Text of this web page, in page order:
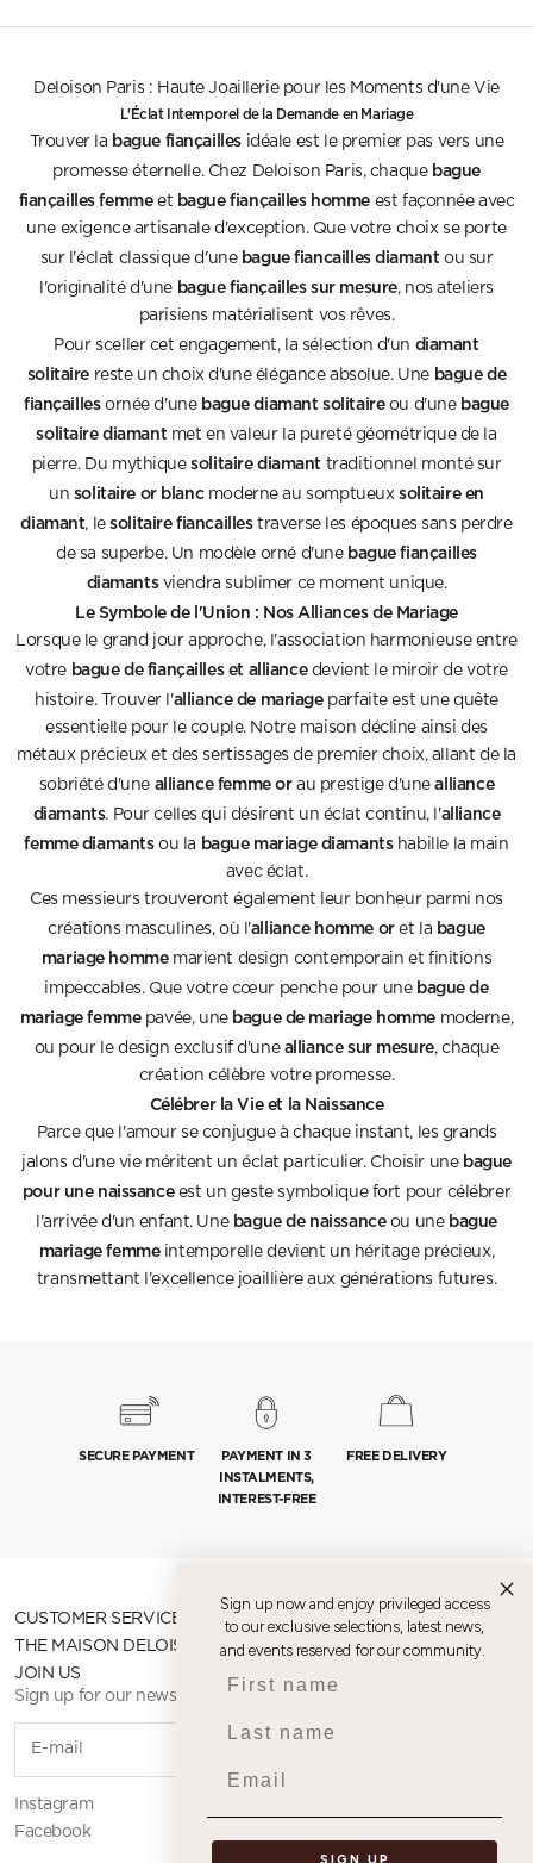
Deloison Paris : Haute Joaillerie pour les Moments d'une Vie
L'Éclat Intemporel de la Demande en Mariage
Trouver la bague fiançaillesidéale est le premier pas vers une
promesse éternelle. Chez Deloison Paris, chaque bague
fiançailles femmeet bague fiançailles homme est façonnée avec
une exigence artisanale d'exception. Que votre choix se porte
sur l'éclat classique d'une bague fiancailles diamant ou sur
l'originalité d'une bague fiançailles sur mesure, nos ateliers
parisiens matérialisent vos rêves.
Pour sceller cet engagement, la sélection d'un diamant
solitaire reste un choix d'une élégance absolue. Une bague de
fiançaillesornée d'une bague diamant solitaireou d'une bague
solitaire diamant met en valeur la pureté géométrique de la
pierre. Du mythiquesolitaire diamant traditionnel monté sur
un solitaire or blancmoderne au somptueux solitaire en
diamant, lesolitaire fiancaillestraverse les époques sans perdre
de sa superbe. Un modèle orné d'une bague fiançailles
diamantsviendra sublimer ce moment unique.
Le Symbole de l'Union : Nos Alliances de Mariage
Lorsque le grand jour approche, l'association harmonieuse entre
votre bague de fiançailles et alliancedevient le miroir de votre
histoire. Trouver l'alliance de mariageparfaite est une quête
essentielle pour le couple. Notre maison décline ainsi des
métaux précieux et des sertissages de premier choix, allant de la
sobriété d'une alliance femme orau prestige d'unealliance
diamants. Pour celles qui désirent un éclat continu, l'alliance
femme diamantsou la bague mariage diamantshabille la main
avec éclat.
Ces messieurs trouveront également leur bonheur parmi nos
créations masculines, où l'alliance homme oret la bague
mariage hommemarient design contemporain et finitions
impeccables. Que votre cœur penche pour une bague de
mariage femmepavée, une bague de mariage homme moderne,
ou pour le design exclusif d'une alliance sur mesure, chaque
création célèbre votre promesse.
Célébrer la Vie et la Naissance
Parce que l'amour se conjugue à chaque instant, les grands
jalons d'une vie méritent un éclat particulier. Choisir une bague
pour une naissanceest un geste symbolique fort pour célébrer
l'arrivée d'un enfant. Une bague de naissanceou une bague
mariage femmeintemporelle devient un héritage précieux,
transmettant l'excellence joaillière aux générations futures.
SECURE PAYMENT
PAYMENT IN 3
INSTALMENTS,
INTEREST-FREE
FREE DELIVERY
CUSTOMER SERVICE
THE MAISON DELOISON
JOIN US
Sign up for our newsletter
Instagram
Facebook
Sign up now and enjoy privileged access
to our exclusive selections, latest news,
and events reserved for our community.
SIGN UP